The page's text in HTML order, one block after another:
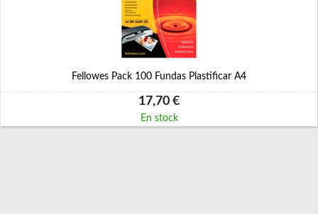
Fellowes Pack 100 Fundas Plastificar A4
17,70 €
En stock